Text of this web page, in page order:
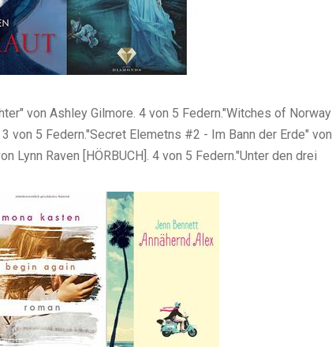
von Ashley Gilmore. 4 von 5 Federn."Witches of Norway
von 5 Federn."Secret Elemetns #2 - Im Bann der Erde" von
Lynn Raven [HÖRBUCH]. 4 von 5 Federn."Unter den drei